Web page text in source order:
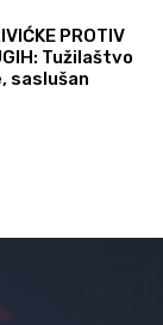
PROTIV
Tužilaštvo
saslušan